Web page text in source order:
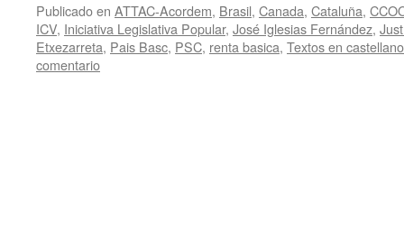
Publicado en ATTAC-Acordem, Brasil, Canada, Cataluña,
ICV, Iniciativa Legislativa Popular, José Iglesias Fernández,
Etxezarreta, Pais Basc, PSC, renta basica, Textos en castellano
comentario